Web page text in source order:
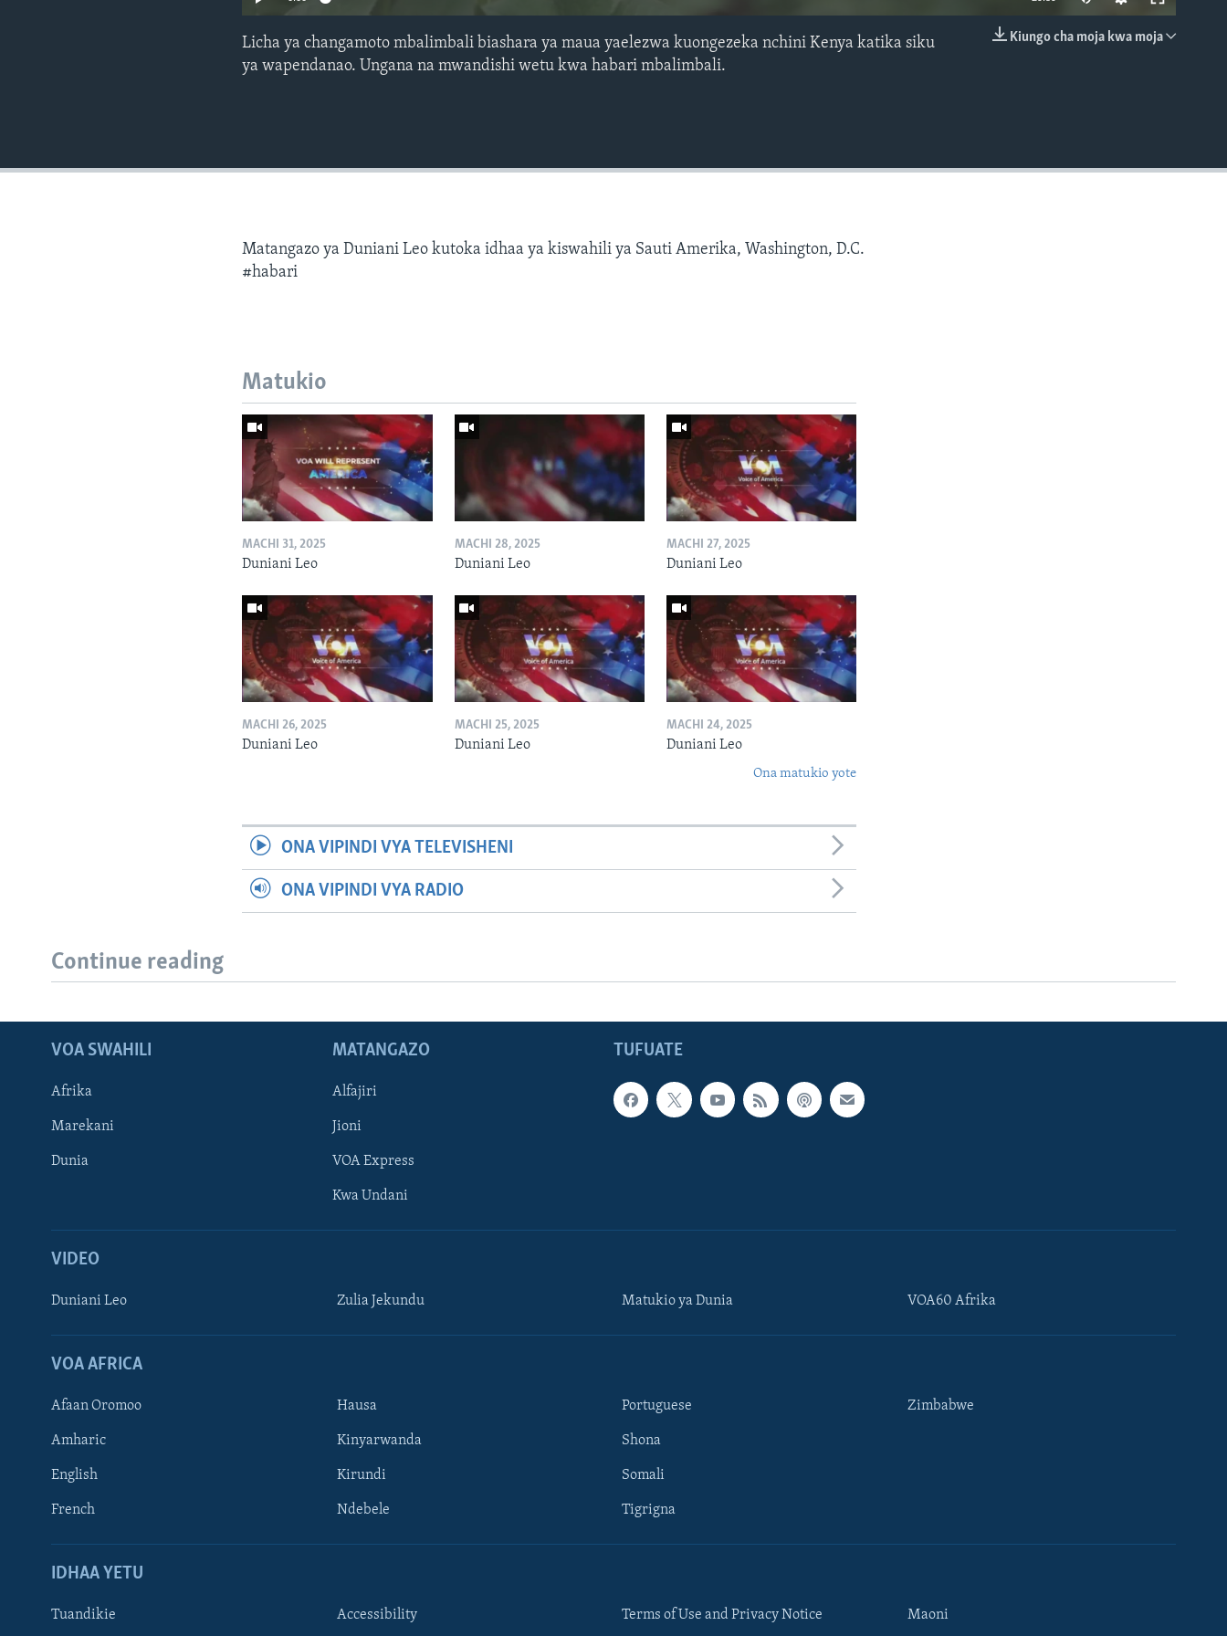
Lugha
EMBED
Kiungo cha moja kwa moja
Licha ya changamoto mbalimbali biashara ya maua yaelezwa kuongezeka nchini Kenya katika siku
ya wapendanao. Ungana na mwandishi wetu kwa habari mbalimbali.
Matangazo ya Duniani Leo kutoka idhaa ya kiswahili ya Sauti Amerika, Washington, D.C.
#habari
Matukio
MACHI 31, 2025
Duniani Leo
MACHI 28, 2025
Duniani Leo
MACHI 27, 2025
Duniani Leo
MACHI 26, 2025
Duniani Leo
MACHI 25, 2025
Duniani Leo
MACHI 24, 2025
Duniani Leo
Ona matukio yote
ONA VIPINDI VYA TELEVISHENI
ONA VIPINDI VYA RADIO
Continue reading
TUFUATE
VOA SWAHILI
Afrika
Marekani
Dunia
MATANGAZO
Alfajiri
Jioni
VOA Express
Kwa Undani
VIDEO
Duniani Leo Zulia Jekundu Matukio ya Dunia VOA60 Afrika
VOA AFRICA
Afaan Oromoo
Amharic
English
French
Hausa
Kinyarwanda
Kirundi
Ndebele
Portuguese
Shona
Somali
Tigrigna
Zimbabwe
IDHAA YETU
Tuandikie Accessibility Terms of Use and Privacy Notice Maoni